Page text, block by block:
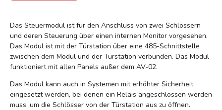
Das Steuermodul ist für den Anschluss von zwei Schlössern
und deren Steuerung über einen internen Monitor vorgesehen.
Das Modul ist mit der Türstation über eine 485-Schnittstelle
zwischen dem Modul und der Türstation verbunden. Das Modul
funktioniert mit allen Panels außer dem AV-02.
Das Modul kann auch in Systemen mit erhöhter Sicherheit
eingesetzt werden, bei denen ein Relais angeschlossen werden
muss, um die Schlösser von der Türstation aus zu öffnen.